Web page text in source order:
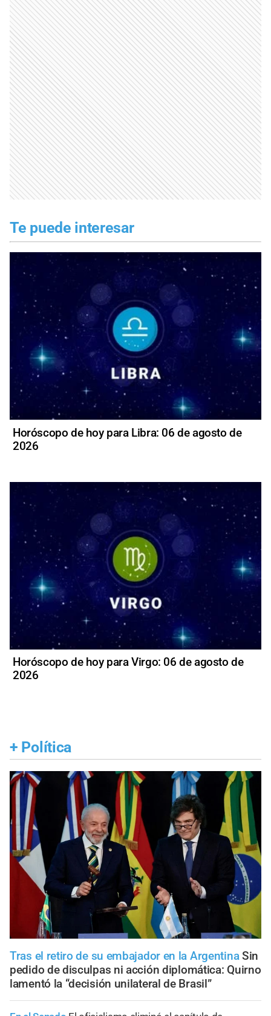
Te puede interesar
Horóscopo de hoy para Libra: 06 de agosto de
2026
Horóscopo de hoy para Virgo: 06 de agosto de
2026
+ Política
Tras el retiro de su embajador en la Argentina Sin
pedido de disculpas ni acción diplomática: Quirno
lamentó la “decisión unilateral de Brasil”